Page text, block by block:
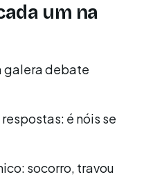
um na
galera debate
é nóis se
socorro, travou